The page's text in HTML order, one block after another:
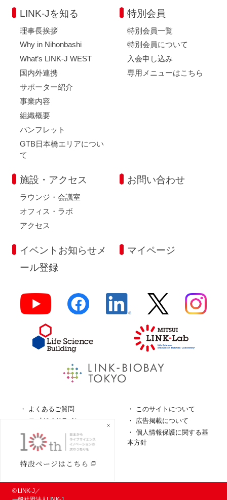
LINK-Jを知る
理事長挨拶
Why in Nihonbashi
What’s LINK-J WEST
国内外連携
サポーター紹介
事業内容
組織概要
パンフレット
GTB日本橋エリアについ
て
特別会員
特別会員一覧
特別会員について
入会申し込み
専用メニューはこちら
施設・アクセス
ラウンジ・会議室
オフィス・ラボ
アクセス
お問い合わせ
イベントお知らせメ
ール登録
マイページ
よくあるご質問
このサイトについて
ロゴガイドライン
広告掲載について
特定商取引法に基づく表
個人情報保護に関する基
本方針
© LINK-J／